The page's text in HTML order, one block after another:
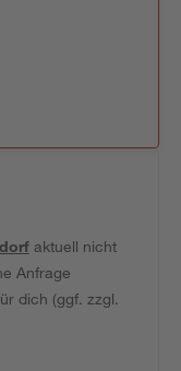
aktuell nicht
Anfrage
dich (ggf. zzgl.